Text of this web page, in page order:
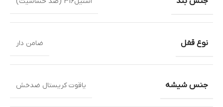
نوع قفل ضامن دار
جنس شیشه یاقوت کریستال ضدخش